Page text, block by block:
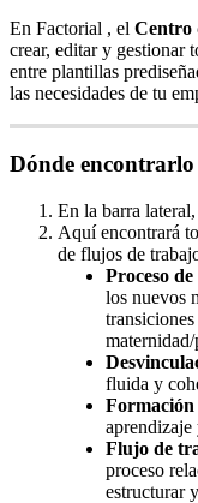
En Factorial , el Centro
crear, editar y gestionar
entre plantillas prediseñ
las necesidades de tu
Dónde encontrarlo
En la barra lateral,
Aquí encontrará
de flujos de
Proceso de
los nuevos
transiciones
maternidad/
fluida y
Formación
aprendizaje
Flujo de
proceso
estructurar y